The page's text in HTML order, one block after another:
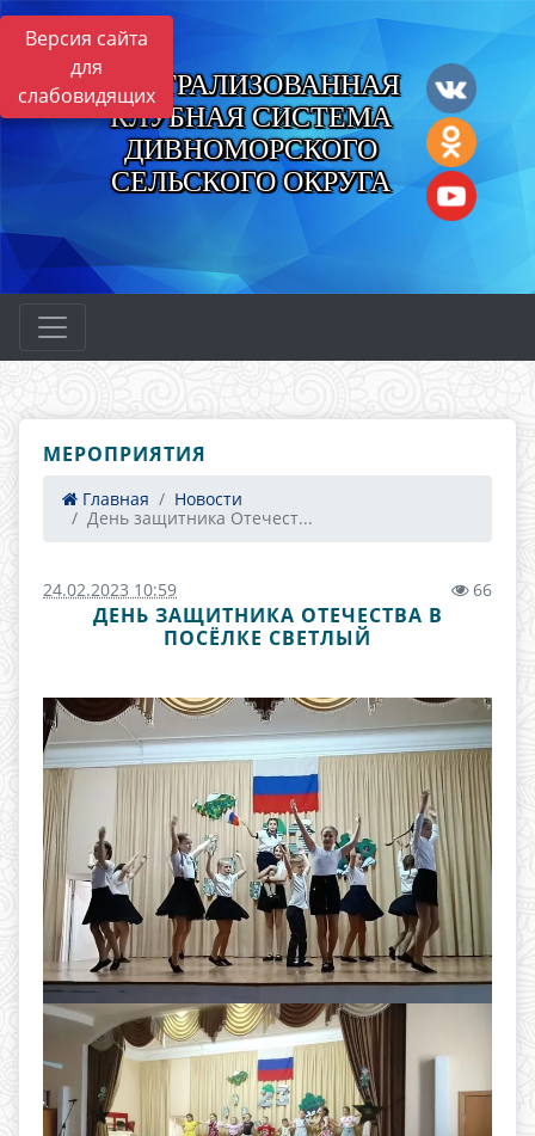
Версия сайта
для
слабовидящихЦЕНТРАЛИЗОВАННАЯ
КЛУБНАЯ СИСТЕМА
ДИВНОМОРСКОГО
СЕЛЬСКОГО ОКРУГА
МЕРОПРИЯТИЯ
Главная
Новости
День защитника Отечест...
24.02.2023 10:59 66
ДЕНЬ ЗАЩИТНИКА ОТЕЧЕСТВА В
ПОСЁЛКЕ СВЕТЛЫЙ